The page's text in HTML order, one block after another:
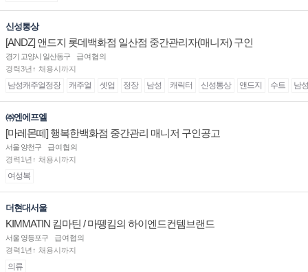
신성통상
[ANDZ] 앤드지 롯데백화점 일산점 중간관리자(매니저) 구인
경기 고양시 일산동구
급여협의
경력3년↑ 채용시까지
남성캐주얼정장 캐주얼 셋업 정장 남성 캐릭터 신성통상 앤드지 수트 남
㈜엔에프엘
[마레몬떼] 행복한백화점 중간관리 매니저 구인공고
서울 양천구
급여협의
경력1년↑ 채용시까지
여성복
더현대서울
KIMMATIN 킴마틴 / 마뗑킴의 하이엔드컨템브랜드
서울 영등포구
급여협의
경력1년↑ 채용시까지
의류